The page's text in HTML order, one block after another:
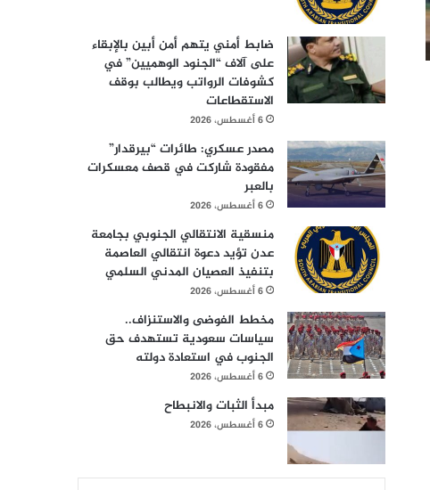
ضابط أمني يتهم أمن أبين بالإبقاء
على آلاف “الجنود الوهميين” في
كشوفات الرواتب ويطالب بوقف
الاستقطاعات
6 أغسطس، 2026
مصدر عسكري: طائرات “بيرقدار”
مفقودة شاركت في قصف معسكرات
بالعبر
6 أغسطس، 2026
منسقية الانتقالي الجنوبي بجامعة
عدن تؤيد دعوة انتقالي العاصمة
بتنفيذ العصيان المدني السلمي
6 أغسطس، 2026
مخطط الفوضى والاستنزاف..
سياسات سعودية تستهدف حق
الجنوب في استعادة دولته
6 أغسطس، 2026
مبدأ الثبات والانبطاح
6 أغسطس، 2026